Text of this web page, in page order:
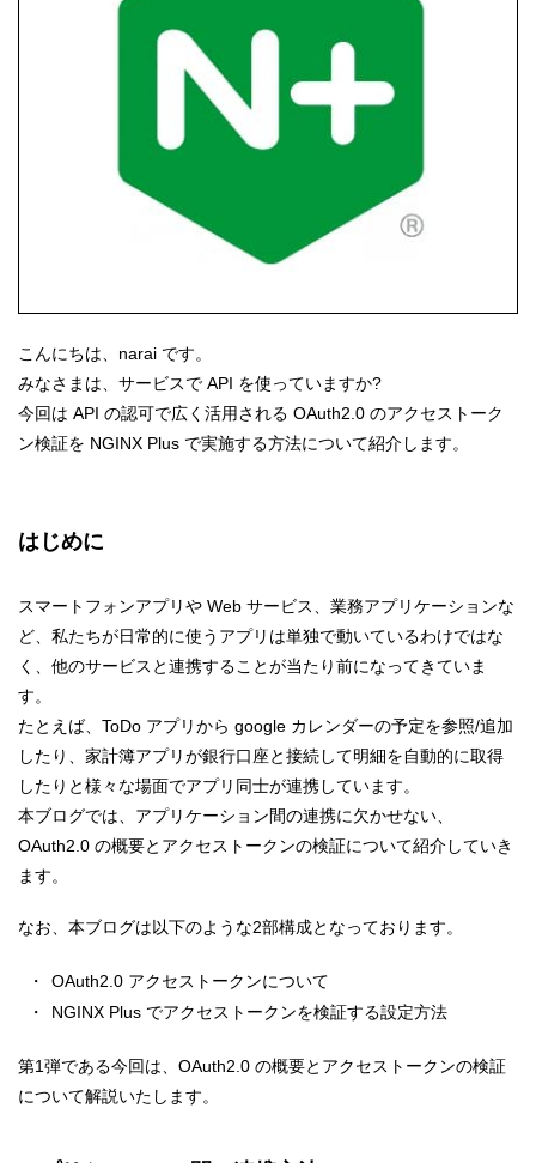
こんにちは、narai です。
みなさまは、サービスで API を使っていますか?
今回は API の認可で広く活用される OAuth2.0 のアクセストーク
ン検証を NGINX Plus で実施する方法について紹介します。
はじめに
スマートフォンアプリや Web サービス、業務アプリケーションな
ど、私たちが日常的に使うアプリは単独で動いているわけではな
く、他のサービスと連携することが当たり前になってきていま
す。
たとえば、ToDo アプリから google カレンダーの予定を参照/追加
したり、家計簿アプリが銀行口座と接続して明細を自動的に取得
したりと様々な場面でアプリ同士が連携しています。
本ブログでは、アプリケーション間の連携に欠かせない、
OAuth2.0 の概要とアクセストークンの検証について紹介していき
ます。
なお、本ブログは以下のような2部構成となっております。
OAuth2.0 アクセストークンについて
NGINX Plus でアクセストークンを検証する設定方法
第1弾である今回は、OAuth2.0 の概要とアクセストークンの検証
について解説いたします。